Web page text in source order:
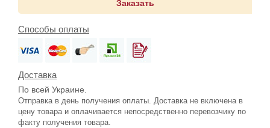
Заказать
Способы оплаты
Доставка
По всей Украине.
Отправка в день получения оплаты. Доставка не включена в
цену товара и оплачивается непосредственно перевозчику по
факту получения товара.